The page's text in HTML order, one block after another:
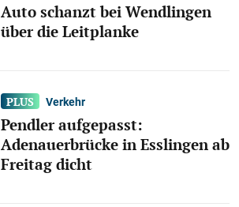
Auto schanzt bei Wendlingen
über die Leitplanke
Verkehr
Pendler aufgepasst:
Adenauerbrücke in Esslingen ab
Freitag dicht